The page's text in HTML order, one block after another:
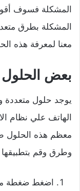
المشكلة فسوف
المشكلة بطرق
معنا لمعرفة هذه
بعض الحلول
يوجد حلول متعددة
الهاتف علي نظام
معظم هذه الحلول
وطرق وقم
اضغط ضغطة